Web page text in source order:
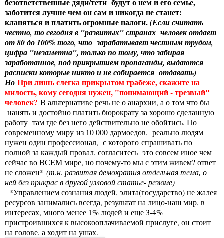
заботится лучше чем он сам и никогда не станет:
кланяться и платить огромные налоги.(Если считать
честно, то сегодня в "развитых" странах человек отдает
от 80 до 100% того, что зарабатываетчестнымтрудом,
цифра "незаметна", только по тому, что забирая
заработанное, под прикрытием пропаганды, выдаются
расписки которые никто и не собирается отдавать)
Но При лишь слегка прикрытом грабеже, скажите на
милость, кому сегодня нужен, "понимающий - трезвый"
человек? В альтернативе речь не о анархии, а о том что бы
нанять и достойно платить бюрократу за хорошо сделанную
работу там где без него действительно не обойтись. По
современному миру из 10 000 дармоедов, реально людям
нужен один профессионал, с которого спрашивать по
полной за каждый провал, согласитесь это совсем иное чем
сейчас во ВСЕМ мире, но почему-то мы с этим живем? ответ
не сложен* (т.н. развитая демократия отдельная тема, о
ней без прикрас в другой узловой статье- резюме)
*Управлением сознания людей, элита(государство) не жалея
ресурсов занимались всегда, результат на лицо-наш мир, в
интересах, много менее 1% людей и еще 3-4%
пристроившихся к высокооплачиваемой прислуге, он стоит
на голове, а ходит на ушах.